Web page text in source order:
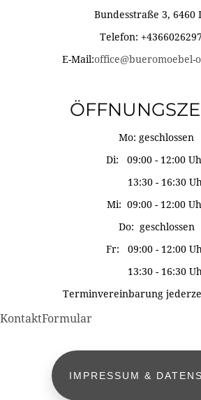
Bundesstraße 3, 6460
Telefon:
E-Mail:office@bueromoebel-
Mo: geschlossen
Di: 09:00 - 12:00
13:30 - 16:30
Mi: 09:00 - 12:00
Do: geschlossen
Fr: 09:00 - 12:00
13:30 - 16:30
Terminvereinbarung
KontaktFormular
IMPRESSUM &